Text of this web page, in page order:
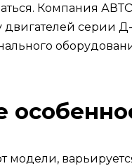
Компания
двигателей серии
модели,